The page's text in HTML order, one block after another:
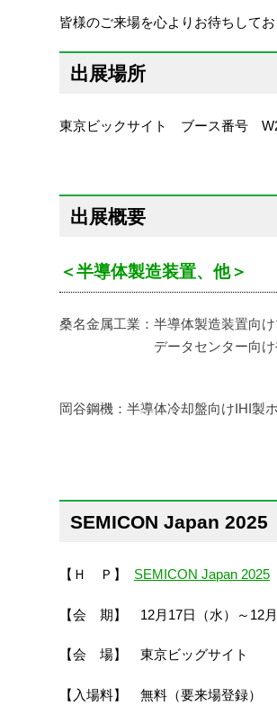
皆様のご来場を心よりお待ちしてお
出展場所
東京ビックサイト ブース番号
出展概要
＜半導体製造装置、他＞
桑名金属工業：半導体製造装置向
データセンター向
岡谷鋼機：半導体冷却盤向けIHI
SEMICON Japan 2025
【Ｈ Ｐ】 SEMICON Japan 2025
【会 期】 12月17日（水）～12
【会 場】 東京ビッグサイト
【入場料】 無料（要来場登録）